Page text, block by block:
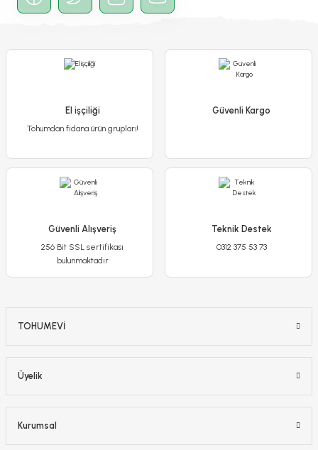
Altın Çilek Tohumu - İnka Eriği - Physalis Peruviana
Yediveren Çilek Tohumu - Geleneksel
El işçiliği
Tohumdan fidana ürün grupları!
Güvenli Kargo
Güvenli Alışveriş
256 Bit SSL sertifikası
bulunmaktadır
Teknik Destek
0312 375 53 73
TOHUMEVİ
Üyelik
Kurumsal